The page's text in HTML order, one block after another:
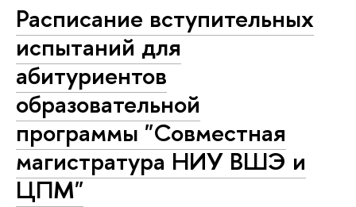
Расписание вступительных
испытаний для
абитуриентов
образовательной
программы "Совместная
магистратура НИУ ВШЭ и
ЦПМ"